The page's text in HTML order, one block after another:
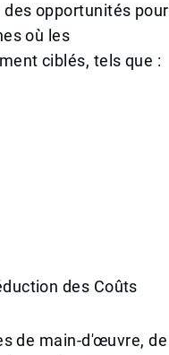
opportunités pour
où les
ciblés, tels que :
des Coûts
de main-d'œuvre, de